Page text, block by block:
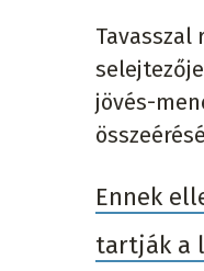
jövés-
Ennek
tartják a